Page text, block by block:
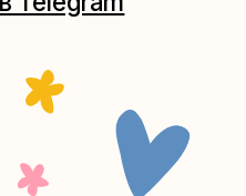
27